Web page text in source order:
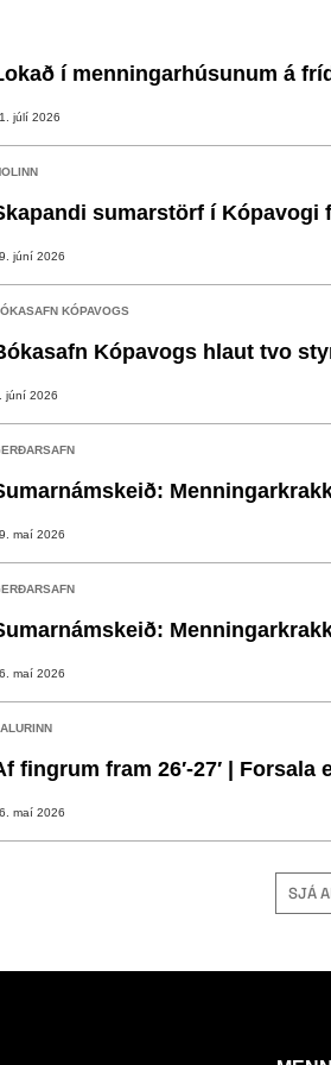
í menningarhúsunum á
júlí 2026
sumarstörf í Kópavogi
júní 2026
KÓPAVOGS
Kópavogs hlaut tvo
júní 2026
maí 2026
maí 2026
fingrum fram 26′-27′ | Forsala
maí 2026
SJÁ